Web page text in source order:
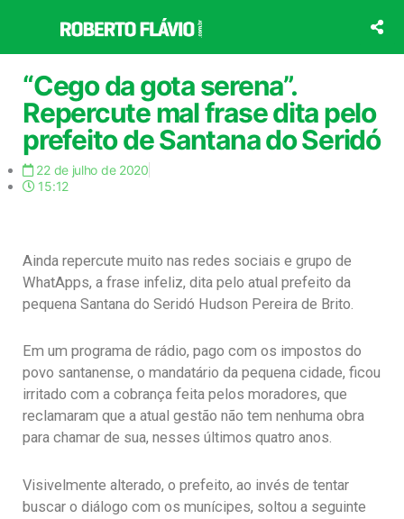
o
conteúdo
“Cego da gota serena”.
Repercute mal frase dita pelo
prefeito de Santana do Seridó
22 de julho de 2020
15:12
Ainda repercute muito nas redes sociais e grupo de
WhatApps, a frase infeliz, dita pelo atual prefeito da
pequena Santana do Seridó Hudson Pereira de Brito.
Em um programa de rádio, pago com os impostos do
povo santanense, o mandatário da pequena cidade, ficou
irritado com a cobrança feita pelos moradores, que
reclamaram que a atual gestão não tem nenhuma obra
para chamar de sua, nesses últimos quatro anos.
Visivelmente alterado, o prefeito, ao invés de tentar
buscar o diálogo com os munícipes, soltou a seguinte